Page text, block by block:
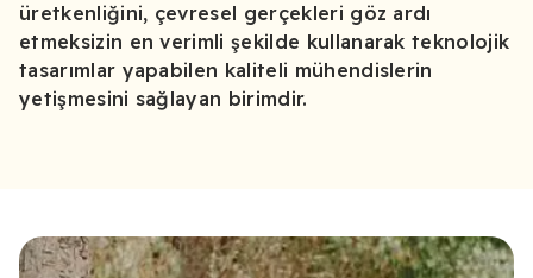
üretkenliğini, çevresel gerçekleri göz ardı
etmeksizin en verimli şekilde kullanarak teknolojik
tasarımlar yapabilen kaliteli mühendislerin
yetişmesini sağlayan birimdir.